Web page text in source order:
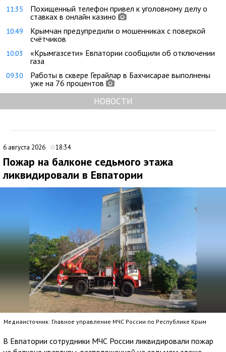
11:35
Похищенный телефон привел к уголовному делу о
ставках в онлайн казино
10:49
Крымчан предупредили о мошенниках с поверкой
счётчиков
10:03
«Крымгазсети» Евпатории сообщили об отключении
газа
09:30
Работы в сквере Герайлар в Бахчисарае выполнены
уже на 76 процентов
НОВОСТИ
6 августа 2026 18:34
Пожар на балконе седьмого этажа
ликвидировали в Евпатории
Медиаисточник: Главное управление МЧС России по Республике Крым
В Евпатории сотрудники МЧС России ликвидировали пожар